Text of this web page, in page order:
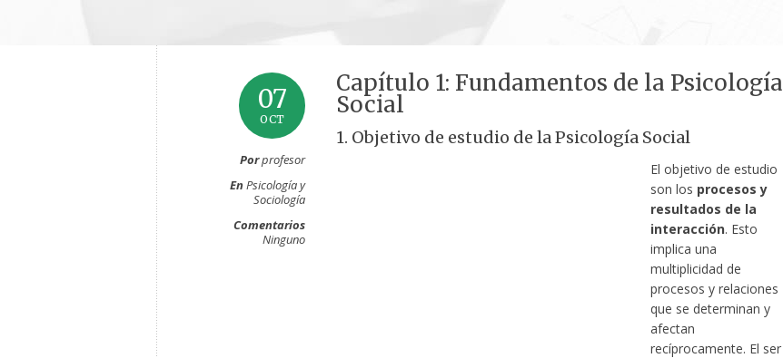
07
OCT
Porprofesor
EnPsicología y
Sociología
Comentarios
Ninguno
Capítulo 1: Fundamentos de la Psicología
Social
1. Objetivo de estudio de la Psicología Social
El objetivo de estudio
son los procesos y
resultados de la
interacción. Esto
implica una
multiplicidad de
procesos y relaciones
que se determinan y
afectan
recíprocamente. El ser